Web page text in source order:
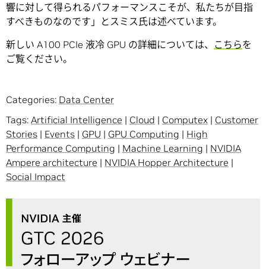
響に対して得られるパフォーマンスこそが、私たちが目指
すべきものなのです」とスミス氏は述べています。
新しい A100 PCIe 液冷 GPU の詳細については、 こちらを
ご覧ください。
Categories: Data Center
Tags: Artificial Intelligence | Cloud | Computex | Customer
Stories | Events | GPU | GPU Computing | High
Performance Computing | Machine Learning | NVIDIA
Ampere architecture | NVIDIA Hopper Architecture |
Social Impact